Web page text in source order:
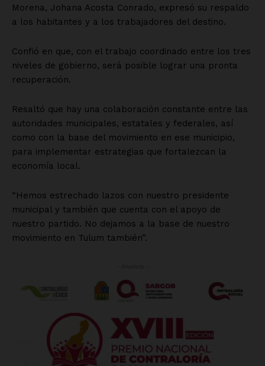
Morena, Johana Acosta Conrado, expresó su respaldo
a los habitantes y a los trabajadores del destino.
Confió en que, con el trabajo coordinado entre los tres
niveles de gobierno, será posible lograr una pronta
recuperación.
Resaltó que hay una colaboración constante entre las
autoridades municipales, estatales y federales, así
como con la base del movimiento en ese municipio,
para implementar estrategias que fortalezcan la
economía local.
“Hemos estrechado lazos con nuestro presidente
municipal y también que cuenta con el apoyo de
nuestro partido. No dejamos a la base de nuestro
movimiento en Tulum también”.